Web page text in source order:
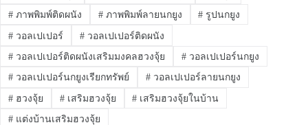
#ภาพพิมพ์ติดผนัง #ภาพพิมพ์ลายนกยูง # รูปนกยูง
#วอลเปเปอร์ #วอลเปเปอร์ติดผนัง
#วอลเปเปอร์ติดผนังเสริมมงคลฮวงจุ้ย #วอลเปเปอร์นกยูง
#วอลเปเปอร์นกยูงเรียกทรัพย์ #วอลเปเปอร์ลายนกยูง
#ฮวงจุ้ย #เสริมฮวงจุ้ย # เสริมฮวงจุ้ยในบ้าน
#แต่งบ้านเสริมฮวงจุ้ย